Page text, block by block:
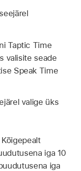
Taptic Time
valisite seade
Speak Time
valige üks
iga 10
iga